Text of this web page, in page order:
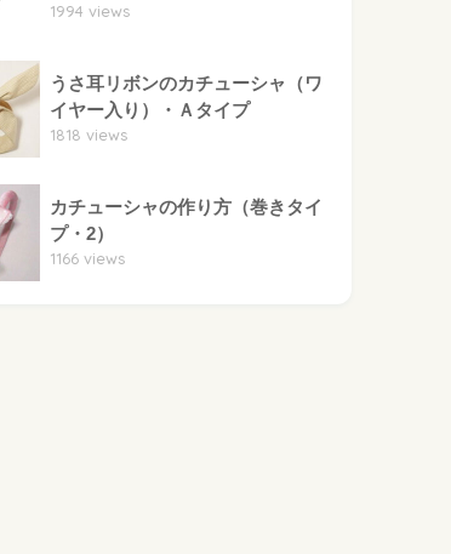
1994 views
うさ耳リボンのカチューシャ（ワ
イヤー入り）・Ａタイプ
1818 views
カチューシャの作り方（巻きタイ
プ・2）
1166 views